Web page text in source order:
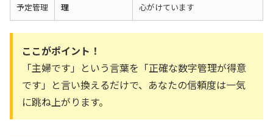
予定管理
理
心がけています
ここがポイント！
「主婦です」という言葉を「正確な数字管理が得意
です」と言い換えるだけで、あなたの信頼度は一気
に跳ね上がります。